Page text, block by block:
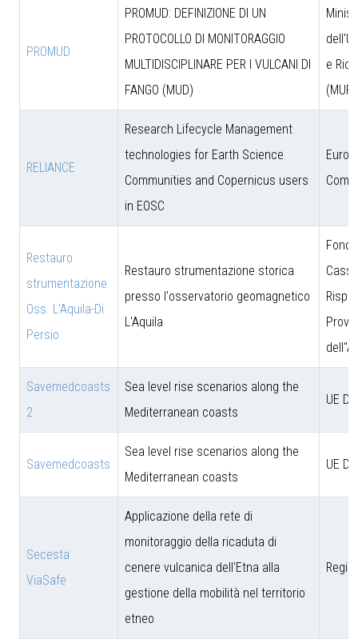
PROMUD
PROMUD: DEFINIZIONE DI UN
PROTOCOLLO DI MONITORAGGIO
MULTIDISCIPLINARE PER I VULCANI DI
FANGO (MUD)
e
(MUR)
RELIANCE
Research Lifecycle Management
technologies for Earth Science
Communities and Copernicus users
in EOSC
Restauro
strumentazione
Oss. L'Aquila-Di
Persio
Restauro strumentazione storica
presso l'osservatorio geomagnetico
L'Aquila
Savemedcoasts
2
Sea level rise scenarios along the
Mediterranean coasts
UE
Savemedcoasts
Sea level rise scenarios along the
Mediterranean coasts
UE
Secesta
ViaSafe
Applicazione della rete di
monitoraggio della ricaduta di
cenere vulcanica dell'Etna alla
gestione della mobilità nel territorio
etneo